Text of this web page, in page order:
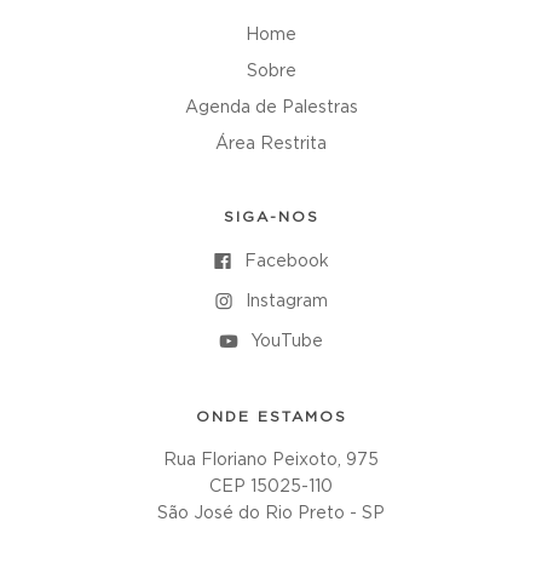
Home
Sobre
Agenda de Palestras
Área Restrita
SIGA-NOS
Facebook
Instagram
YouTube
ONDE ESTAMOS
Rua Floriano Peixoto, 975
CEP 15025-110
São José do Rio Preto - SP